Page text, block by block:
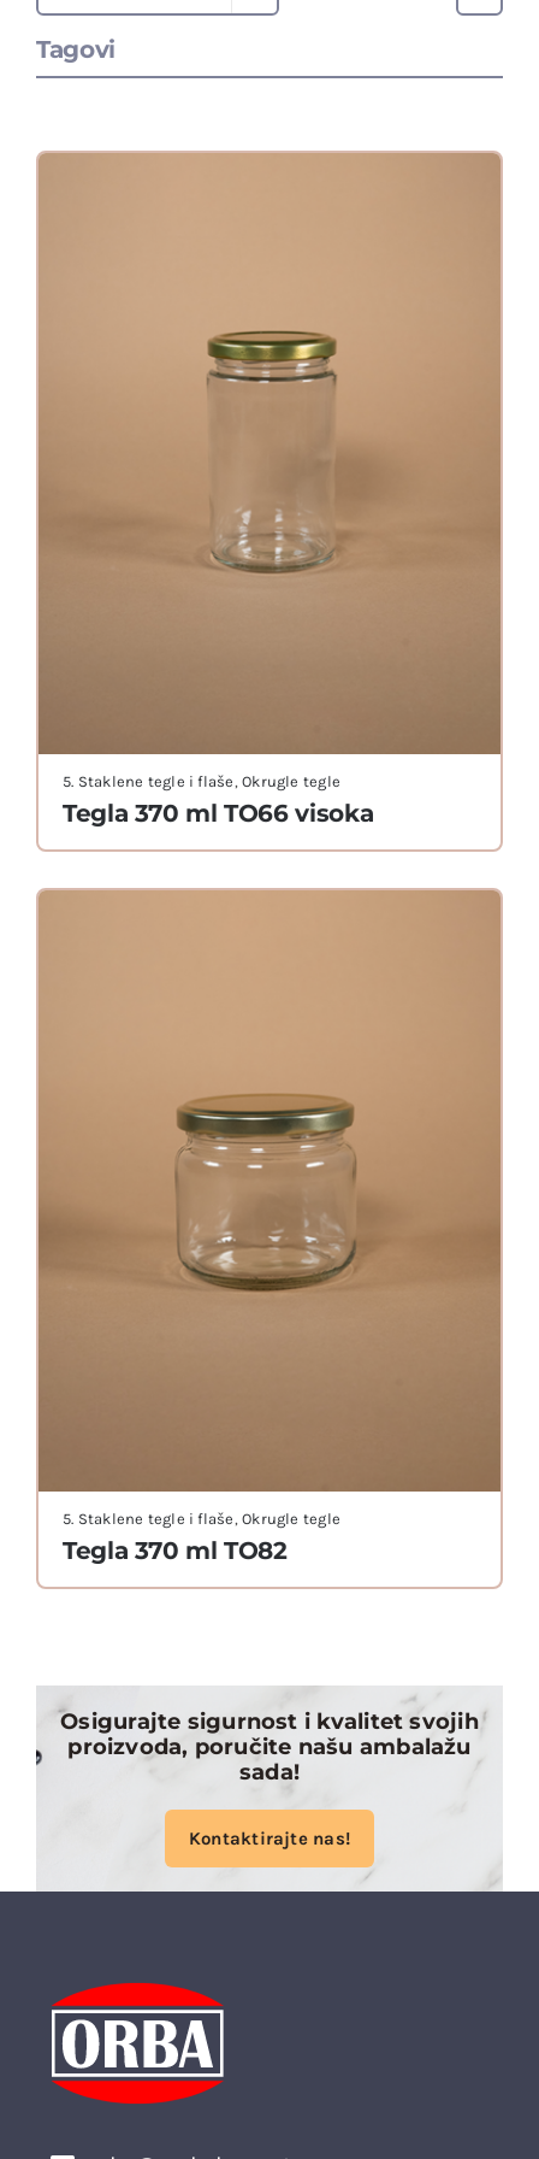
Tagovi
Tegla 370 ml TO66 visoka
5. Staklene tegle i flaše,Okrugle tegle
Tegla 370 ml TO82
5. Staklene tegle i flaše,Okrugle tegle
Osigurajte sigurnost i kvalitet svojih
proizvoda, poručite našu ambalažu
sada!
Kontaktirajte nas!